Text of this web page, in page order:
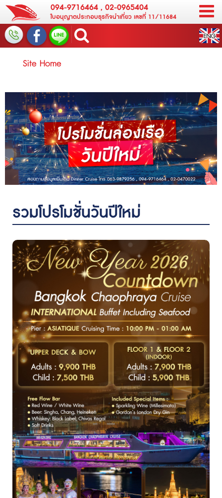
094-9716464, 02-0965404
ใบอนุญาตประกอบธุรกิจนำเที่ยว เลขที่ 11/11684
Site Home
รวมโปรโมชั่นวันปีใหม่